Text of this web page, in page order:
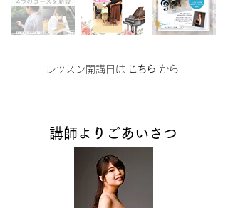
​レッスン開講日は から
こちら
​講師よりごあいさつ